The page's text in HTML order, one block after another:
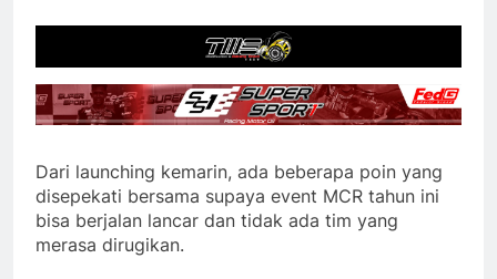
Dari launching kemarin, ada beberapa poin yang
disepekati bersama supaya event MCR tahun ini
bisa berjalan lancar dan tidak ada tim yang
merasa dirugikan.